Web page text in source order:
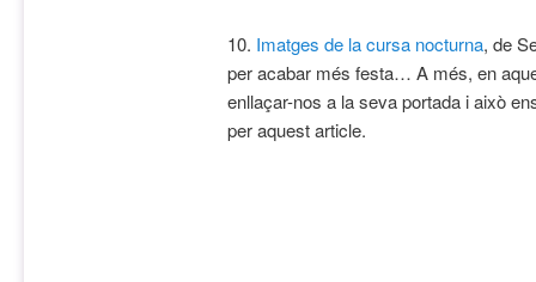
10. Imatges de la cursa nocturna, de
per acabar més festa… A més, en
enllaçar-nos a la seva portada i això
per aquest article.